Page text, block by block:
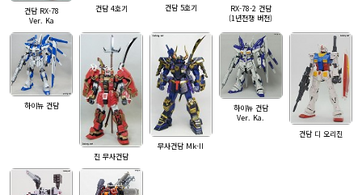
건담 RX-78
Ver. Ka
건담 4호기 건담 5호기
RX-78-2 건담
(1년전쟁 버전)
하이뉴 건담
진 무사건담
무사건담 Mk-II
하이뉴 건담
Ver. Ka.
건담 디 오리진